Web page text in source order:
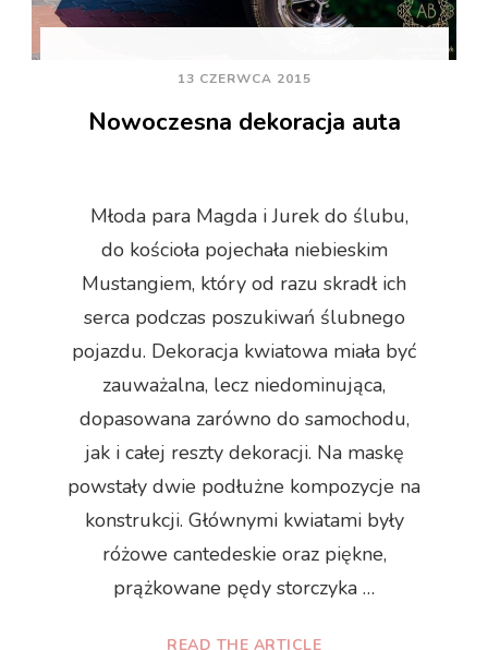
13 CZERWCA 2015
Nowoczesna dekoracja auta
Młoda para Magda i Jurek do ślubu,
do kościoła pojechała niebieskim
Mustangiem, który od razu skradł ich
serca podczas poszukiwań ślubnego
pojazdu. Dekoracja kwiatowa miała być
zauważalna, lecz niedominująca,
dopasowana zarówno do samochodu,
jak i całej reszty dekoracji. Na maskę
powstały dwie podłużne kompozycje na
konstrukcji. Głównymi kwiatami były
różowe cantedeskie oraz piękne,
prążkowane pędy storczyka …
READ THE ARTICLE